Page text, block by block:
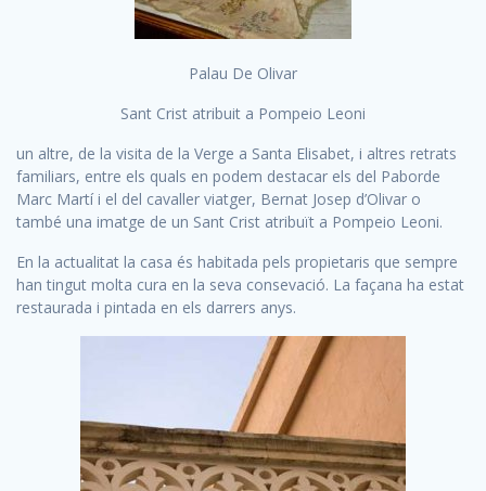
Palau De Olivar
Sant Crist atribuit a Pompeio Leoni
un altre, de la visita de la Verge a Santa Elisabet, i altres retrats
familiars, entre els quals en podem destacar els del Paborde
Marc Martí i el del cavaller viatger, Bernat Josep d’Olivar o
també una imatge de un Sant Crist atribuït a Pompeio Leoni.
En la actualitat la casa és habitada pels propietaris que sempre
han tingut molta cura en la seva consevació. La façana ha estat
restaurada i pintada en els darrers anys.